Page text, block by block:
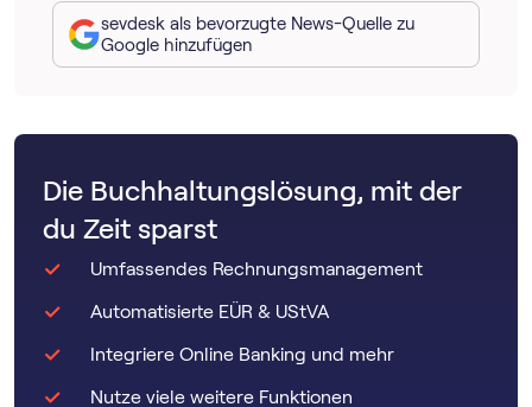
sevdesk als bevorzugte News-Quelle zu
Google hinzufügen
Die Buchhaltungslösung, mit der
du Zeit sparst
Umfassendes Rechnungsmanagement
Automatisierte EÜR & UStVA
Integriere Online Banking und mehr
Nutze viele weitere Funktionen